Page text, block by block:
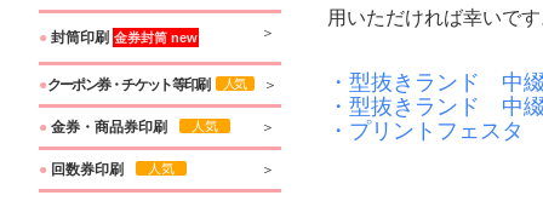
● 封筒印刷 金券封筒 new
●クーポン券・チケット等印刷 人気
● 金券・商品券印刷 人気
● 回数券印刷 人気
用いただければ幸いで
・型抜きランド 中
・型抜きランド 中
・プリントフェスタ